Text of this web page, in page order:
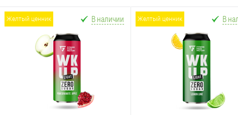
желтый ценник В наличии желтый ценник В